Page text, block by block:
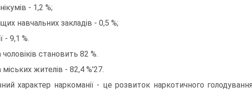
- 1,2 %;
навчальних закладів - 0,5 %;
- 9,1 %.
становить 82 %.
жителів - 82,4 %'27.
характер наркоманії - це розвиток наркотичного